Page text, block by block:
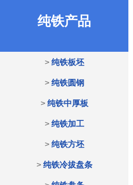
纯铁产品
> 纯铁板坯
> 纯铁圆钢
> 纯铁中厚板
> 纯铁加工
> 纯铁方坯
> 纯铁冷拔盘条